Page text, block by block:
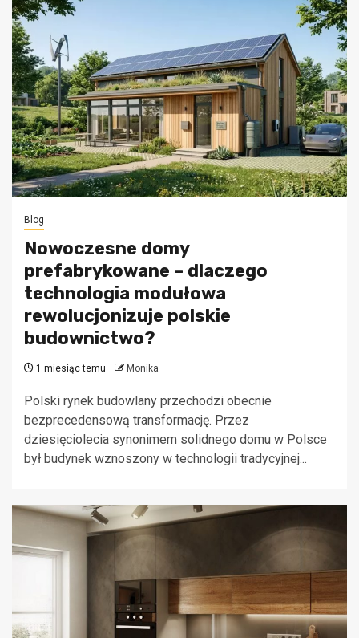
Blog
Nowoczesne domy
prefabrykowane – dlaczego
technologia modułowa
rewolucjonizuje polskie
budownictwo?
1 miesiąc temu Monika
Polski rynek budowlany przechodzi obecnie
bezprecedensową transformację. Przez
dziesięciolecia synonimem solidnego domu w Polsce
był budynek wznoszony w technologii tradycyjnej...